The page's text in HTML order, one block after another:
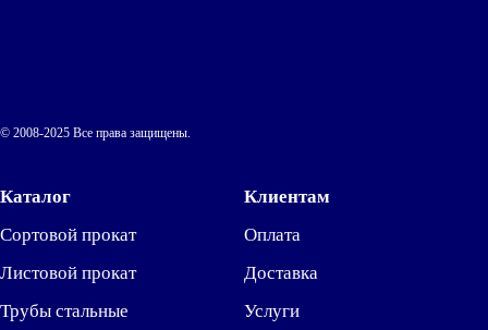
© 2008-2025 Все права защищены.
Каталог
Сортовой прокат
Листовой прокат
Трубы стальные
Клиентам
Оплата
Доставка
Услуги